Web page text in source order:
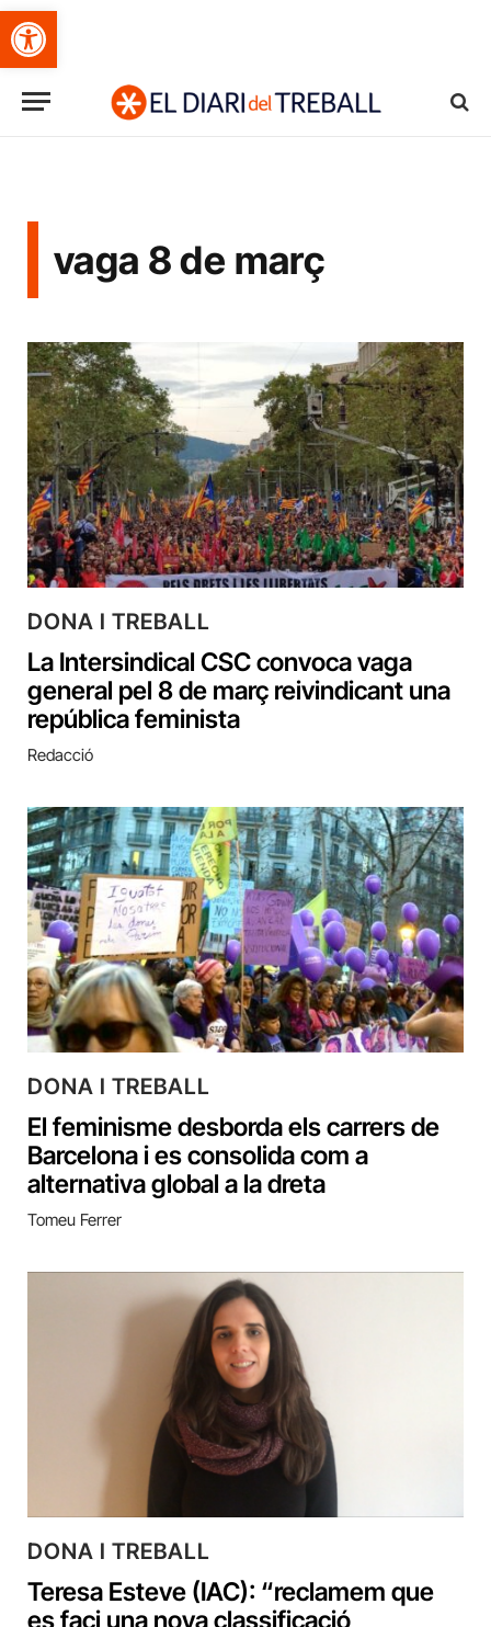
Obre la barra d'eines
vaga 8 de març
DONA I TREBALL
La Intersindical CSC convoca vaga
general pel 8 de març reivindicant una
república feminista
Redacció
DONA I TREBALL
El feminisme desborda els carrers de
Barcelona i es consolida com a
alternativa global a la dreta
Tomeu Ferrer
DONA I TREBALL
Teresa Esteve (IAC): “reclamem que
es faci una nova classificació